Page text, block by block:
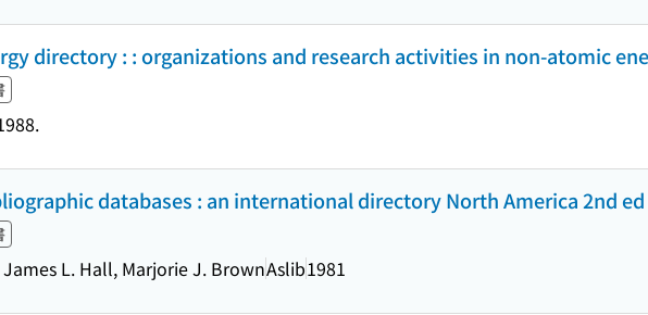
directory : : organizations and research activities in non-atomic
databases : an international directory North America 2nd ed
L. Hall, Marjorie J. BrownAslib1981